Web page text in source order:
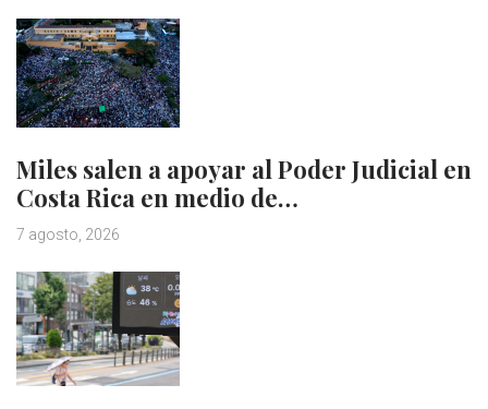
Miles salen a apoyar al Poder Judicial en
Costa Rica en medio de…
7 agosto, 2026